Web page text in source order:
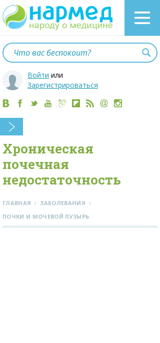
Войти или
Зарегистрироваться
Хроническая
почечная
недостаточность
ГЛАВНАЯ › ЗАБОЛЕВАНИЯ ›
ПОЧКИ И МОЧЕВОЙ ПУЗЫРЬ